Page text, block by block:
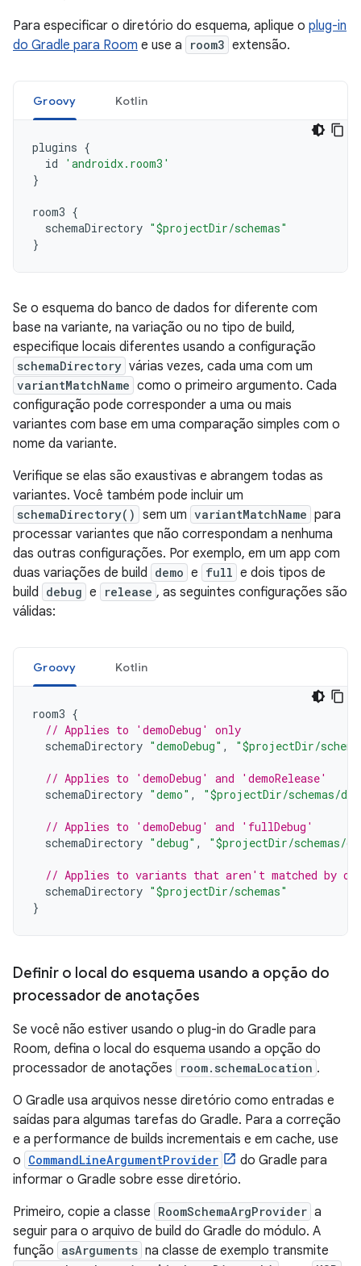
Para especificar o diretório do esquema, aplique o plug-in
do Gradle para Room e use a room3 extensão.
Groovy Kotlin
plugins {
id
'androidx.room3'
}
room3 {
schemaDirectory "$projectDir/schemas"
}
Se o esquema do banco de dados for diferente com
base na variante, na variação ou no tipo de build,
especifique locais diferentes usando a configuração
schemaDirectory várias vezes, cada uma com um
variantMatchName como o primeiro argumento. Cada
configuração pode corresponder a uma ou mais
variantes com base em uma comparação simples com o
nome da variante.
Verifique se elas são exaustivas e abrangem todas as
variantes. Você também pode incluir um
schemaDirectory() sem um variantMatchName para
processar variantes que não correspondam a nenhuma
das outras configurações. Por exemplo, em um app com
duas variações de build demo e full e dois tipos de
build debug e release , as seguintes configurações são
válidas:
Groovy Kotlin
room3 {
// Applies to 'demoDebug' only
schemaDirectory "demoDebug" , "$projectDir/
// Applies to 'demoDebug' and 'demoRelease'
schemaDirectory "demo" , "$projectDir/schemas/
// Applies to 'demoDebug' and 'fullDebug'
schemaDirectory "debug" , "$projectDir/schemas/
// Applies to variants that aren't matched by
schemaDirectory "$projectDir/schemas"
}
Definir o local do esquema usando a opção do
processador de anotações
Se você não estiver usando o plug-in do Gradle para
Room, defina o local do esquema usando a opção do
processador de anotações
room.schemaLocation .
O Gradle usa arquivos nesse diretório como entradas e
saídas para algumas tarefas do Gradle. Para a correção
e a performance de builds incrementais e em cache, use
o CommandLineArgumentProvider
do Gradle para
informar o Gradle sobre esse diretório.
Primeiro, copie a classe RoomSchemaArgProvider a
seguir para o arquivo de build do Gradle do módulo. A
função asArguments na classe de exemplo transmite